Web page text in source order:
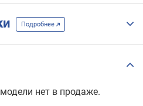
Подробнее
нет в продаже.